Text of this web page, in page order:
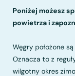
Poniżej możesz
powietrza i
Węgry położone
Oznacza to z
wilgotny okres